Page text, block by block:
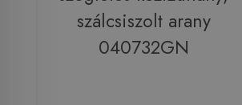
szálcsiszolt arany
040732GN